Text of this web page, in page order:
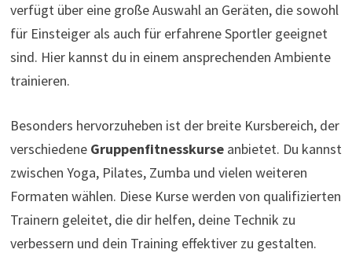
verfügt über eine große Auswahl an Geräten, die sowohl
für Einsteiger als auch für erfahrene Sportler geeignet
sind. Hier kannst du in einem ansprechenden Ambiente
trainieren.
Besonders hervorzuheben ist der breite Kursbereich, der
verschiedene Gruppenfitnesskurseanbietet. Du kannst
zwischen Yoga, Pilates, Zumba und vielen weiteren
Formaten wählen. Diese Kurse werden von qualifizierten
Trainern geleitet, die dir helfen, deine Technik zu
verbessern und dein Training effektiver zu gestalten.